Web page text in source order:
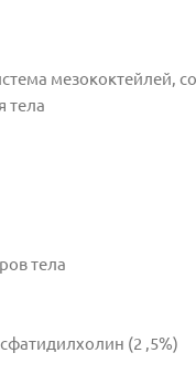
мезококтейлей,
тела
тела
(2 ,5%)